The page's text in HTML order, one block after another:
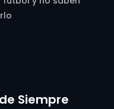
Siempre